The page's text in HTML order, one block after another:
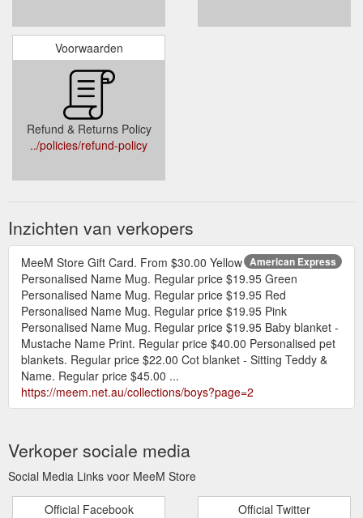
Voorwaarden
Refund & Returns Policy
../policies/refund-policy
Inzichten van verkopers
American Express
MeeM Store Gift Card. From $30.00 Yellow
Personalised Name Mug. Regular price $19.95 Green
Personalised Name Mug. Regular price $19.95 Red
Personalised Name Mug. Regular price $19.95 Pink
Personalised Name Mug. Regular price $19.95 Baby blanket -
Mustache Name Print. Regular price $40.00 Personalised pet
blankets. Regular price $22.00 Cot blanket - Sitting Teddy &
Name. Regular price $45.00 ...
https://meem.net.au/collections/boys?page=2
Verkoper sociale media
Social Media Links voor MeeM Store
Official Facebook Official Twitter